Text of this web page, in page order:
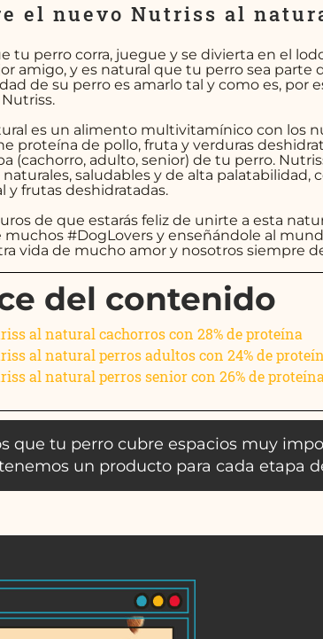
el nuevo Nutriss al
tu perro corra, juegue y se divierta en el
amigo, y es natural que tu perro sea parte
de su perro es amarlo tal y como es, por
es un alimento multivitamínico con los
proteína de pollo, fruta y verduras
(cachorro, adulto, senior) de tu perro.
saludables y de alta palatabilidad,
y frutas deshidratadas.
de que estarás feliz de unirte a esta
muchos #DogLovers y enseñándole al
vida de mucho amor y nosotros siempre
del contenido
al natural cachorros con 28% de proteína
al natural perros adultos con 24% de
al natural perros senior con 26% de proteína
que tu perro cubre espacios muy
un producto para cada etapa